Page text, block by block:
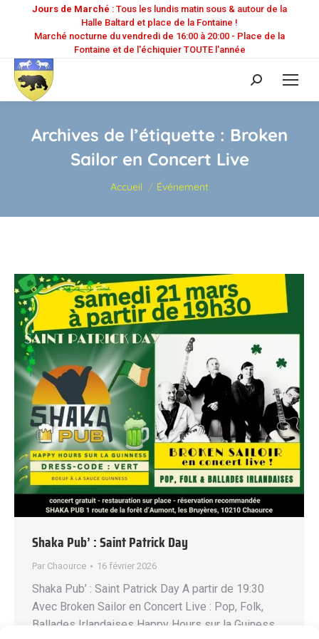
Jours de Marché : Tous les lundis matin sous & autour de la
Halle Baltard et place de la Fontaine !
Marché nocturne du vendredi de 16:00 à 20:00 - Place de la
Fontaine et de l'échiquier TOUTE l'année
Recherche
:
Archives de l’étiquette : Broken
Sailor en Concert Live
Vous êtes ici :
Accueil Événement
Shaka Pub’ : Saint Patrick Day
Par Chaource 16 février 2026
Shaka Pub’ : Saint Patrick Day A partir de 19:30
Avec Broken Sailor en Concert Live : Pop, Folk,
Ballades Irlandaises Happy Hours sur la Guiness